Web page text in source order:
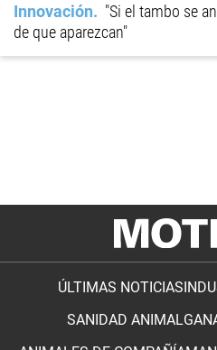
Innovación
"Si el tambo se
de que aparezcan"
ÚLTIMAS NOTICIAS
SANIDAD ANIMAL